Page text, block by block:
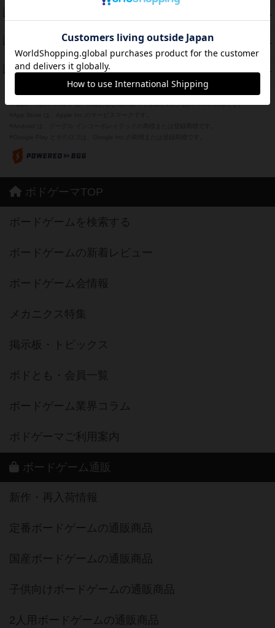
PT
紹介文あり 1件の投稿
PT
スーパーストア3000
紹介文なし 1件の投稿
37 PT
フリップ７：復讐心とともに
※Apple、Apple のロゴ は、米国および他の国々で登録されたApple Inc.の商標です。
ボドゲーマTOP
ボードゲームを検索する
ボードゲームの新着レビュー
ボードゲーム会情報
メカニクス特集
掲示板・トピックス
ボドとも・会員一覧
ボードゲーム業界コラム
ボドゲーマご利用案内
ボードゲーム通販
新作・再入荷情報
定番ボードゲームの通販商品
国産ボードゲームの通販商品
子供向けボードゲームの通販商品
2人用ボードゲームの通販商品